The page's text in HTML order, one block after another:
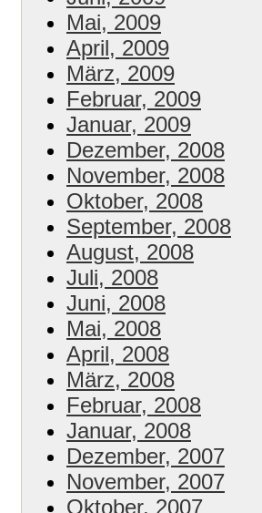
Mai, 2009
April, 2009
März, 2009
Februar, 2009
Januar, 2009
Dezember, 2008
November, 2008
Oktober, 2008
September, 2008
August, 2008
Juli, 2008
Juni, 2008
Mai, 2008
April, 2008
März, 2008
Februar, 2008
Januar, 2008
Dezember, 2007
November, 2007
Oktober, 2007